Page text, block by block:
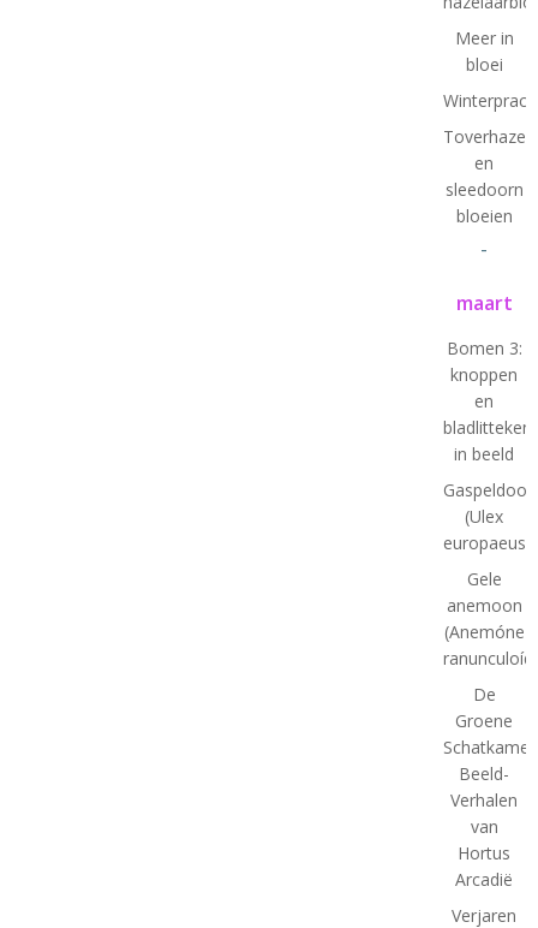
Meer in
bloei
en
sleedoorn
bloeien
-
maart
Bomen 3:
knoppen
en
in beeld
(Ulex
europaeus)
Gele
anemoon
(Anemóne
De
Groene
Schatkamer:
Beeld-
Verhalen
van
Hortus
Arcadië
Verjaren